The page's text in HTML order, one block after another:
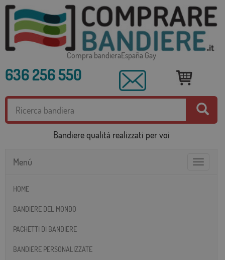
Compra bandieraEspaña Gay
636 256 550
Bandiere qualità realizzati per voi
Toggle
Menú
HOME
BANDIERE DEL MONDO
PACHETTI DI BANDIERE
BANDIERE PERSONALIZZATE